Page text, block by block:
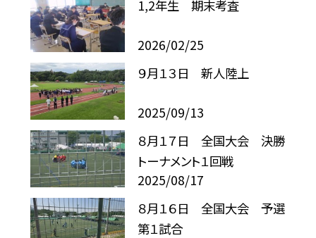
1,2年生 期末考査
2026/02/25
９月１３日 新人陸上
2025/09/13
８月１７日 全国大会 決勝
トーナメント１回戦
2025/08/17
８月１６日 全国大会 予選
第１試合